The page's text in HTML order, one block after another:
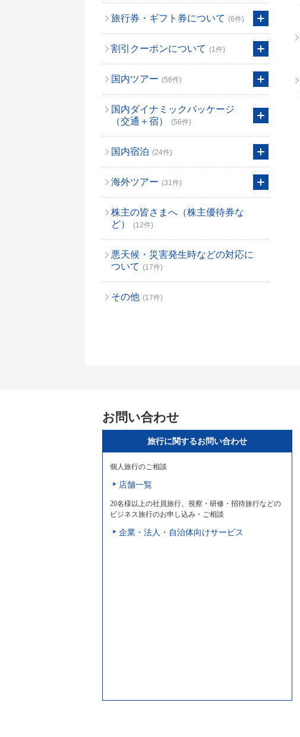
旅行券・ギフト券について (6件)
割引クーポンについて (1件)
国内ツアー (56件)
国内ダイナミックパッケージ
（交通＋宿）
(56件)
国内宿泊 (24件)
海外ツアー (31件)
株主の皆さまへ（株主優待券な
ど）
(12件)
悪天候・災害発生時などの対応に
ついて (17件)
その他 (17件)
お問い合わせ
旅行に関するお問い合わせ
個人旅行のご相談
店舗一覧
20名様以上の社員旅行、視察・研修・招待旅行などの
ビジネス旅行のお申し込み・ご相談
企業・法人・自治体向けサービス